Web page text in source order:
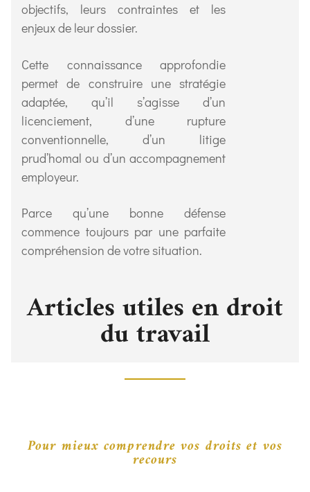
objectifs, leurs contraintes et les
enjeux de leur dossier.
Cette connaissance approfondie
permet de construire une stratégie
adaptée, qu’il s’agisse d’un
licenciement, d’une rupture
conventionnelle, d’un litige
prud’homal ou d’un accompagnement
employeur.
Parce qu’une bonne défense
commence toujours par une parfaite
compréhension de votre situation.
Articles utiles en droit
du travail
Pour mieux comprendre vos droits et vos
recours